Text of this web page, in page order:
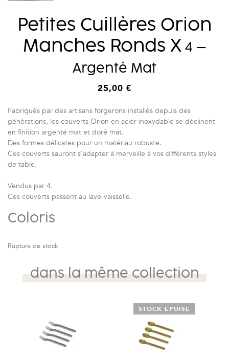
Petites Cuillères Orion
Manches Ronds X4 –
Argenté Mat
25,00 €
Fabriqués par des artisans forgerons installés depuis des
générations, les couverts Orion en acier inoxydable se déclinent
en finition argenté mat et doré mat.
Des formes délicates pour un matériau robuste.
Ces couverts sauront s’adapter à merveille à vos différents styles
de table.
Vendus par 4.
Ces couverts passent au lave-vaisselle.
Coloris
Rupture de stock
dans la même collection
STOCK ÉPUISÉ